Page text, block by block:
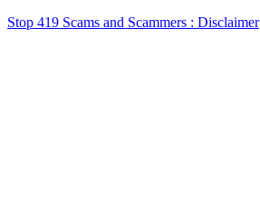
Stop 419 Scams and Scammers : Disclaimer